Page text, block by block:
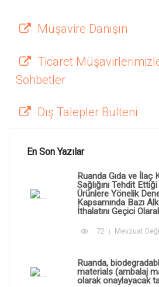
Müşavire Danışın
Ticaret
Sohbetler
Dış Talepler Bülteni
En Son Yazılar
Ruanda Gıda ve İlaç
Sağlığını Tehdit
Ürünlere Yönelik
Kapsamında Bazı
İthalatını Geçici
72 Mevzuat
Ruanda,
materials (ambalaj
olarak onaylayacak